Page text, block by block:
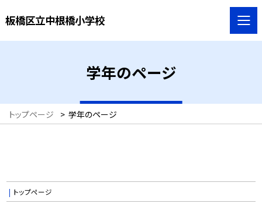
板橋区立中根橋小学校
学年のページ
トップページ > 学年のページ
トップページ